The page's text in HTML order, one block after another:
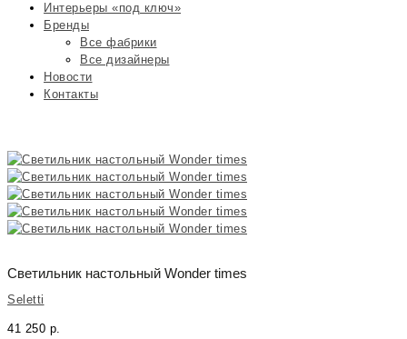
Интерьеры «под ключ»
Бренды
Все фабрики
Все дизайнеры
Новости
Контакты
Светильник настольный Wonder times
Seletti
41 250 р.